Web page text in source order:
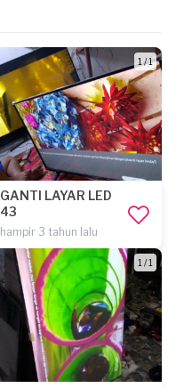
1 / 1
GANTI LAYAR LED
43
hampir 3 tahun lalu
1 / 1